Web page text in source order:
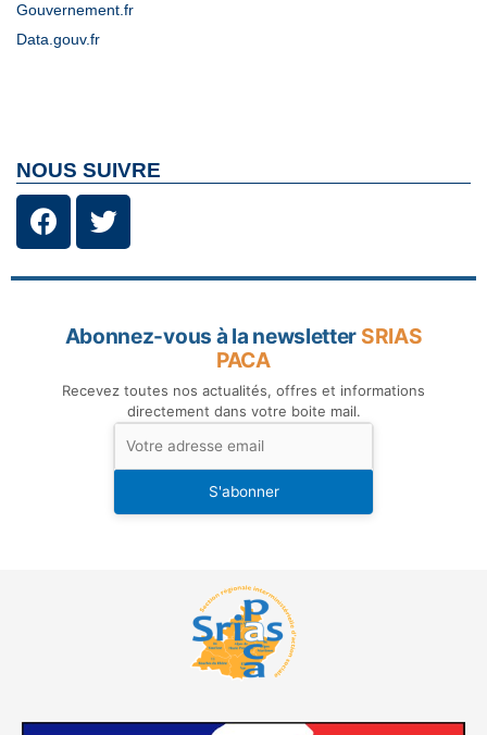
Gouvernement.fr
Data.gouv.fr
NOUS SUIVRE
Abonnez-vous à la newsletter SRIAS
PACA
Recevez toutes nos actualités, offres et informations
directement dans votre boite mail.
S'abonner